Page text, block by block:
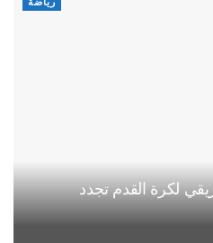
لكرة القدم تجدد